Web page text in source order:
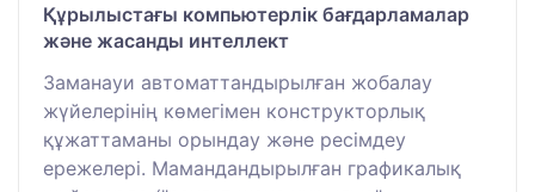
Құрылыстағы компьютерлік бағдарламалар
және жасанды интеллект
Заманауи автоматтандырылған жобалау
жүйелерінің көмегімен конструкторлық
құжаттаманы орындау және ресімдеу
ережелері. Мамандандырылған графикалық